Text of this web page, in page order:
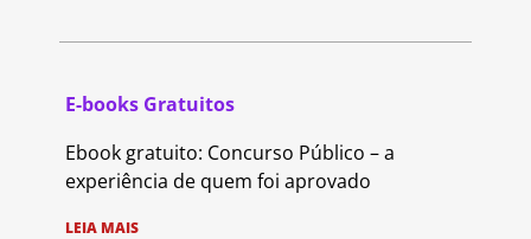
E-books Gratuitos
Ebook gratuito: Concurso Público – a
experiência de quem foi aprovado
LEIA MAIS